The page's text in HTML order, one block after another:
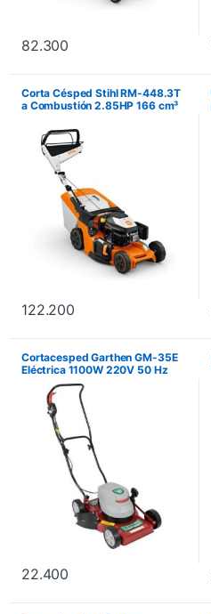
82.300
Corta Césped Stihl RM-448.3T
a Combustión 2.85HP 166 cm³
122.200
Cortacesped Garthen GM-35E
Eléctrica 1100W 220V 50 Hz
3400 RPM – Negro/Rojo
22.400